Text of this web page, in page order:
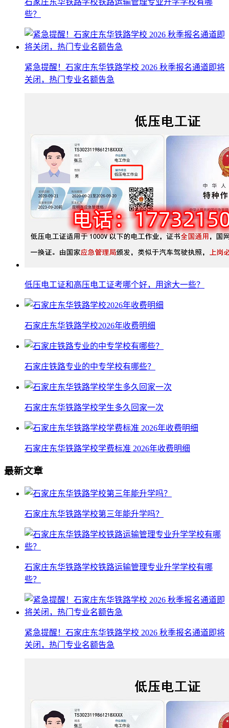
些？
紧急提醒！石家庄东华铁路学校 2026 秋季报名通道即将
关闭，热门专业名额告急
低压电工证和高压电工证考哪个好，用途大一些？
石家庄东华铁路学校2026年收费明细
石家庄铁路专业的中专学校有哪些？
石家庄东华铁路学校学生多久回家一次
石家庄东华铁路学校学费标准 2026年收费明细
最新文章
石家庄东华铁路学校第三年能升学吗？
石家庄东华铁路学校铁路运输管理专业升学学校有哪
些？
紧急提醒！石家庄东华铁路学校 2026 秋季报名通道即将
关闭，热门专业名额告急